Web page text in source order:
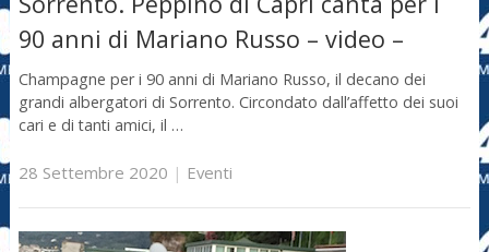
90 anni di Mariano Russo – video –
Champagne per i 90 anni di Mariano Russo, il decano dei
grandi albergatori di Sorrento. Circondato dall’affetto dei suoi
cari e di tanti amici, il …
28 Settembre 2020 | Eventi